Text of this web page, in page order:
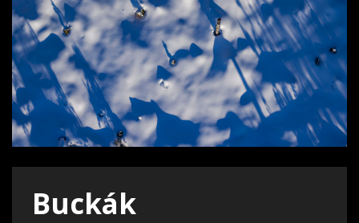
Buckák